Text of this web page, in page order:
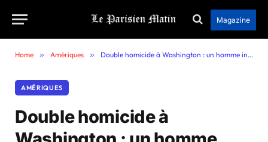
Magazine
Home » Amériques » Double homicide à Washington : un homme inculpé pour le meurtre de deux employés de l’ambassade israélienne
AMÉRIQUES
Double homicide à